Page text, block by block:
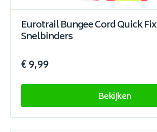
Eurotrail Bungee Cord Quick Fix
Snelbinders
€ 9,99
Bekijken